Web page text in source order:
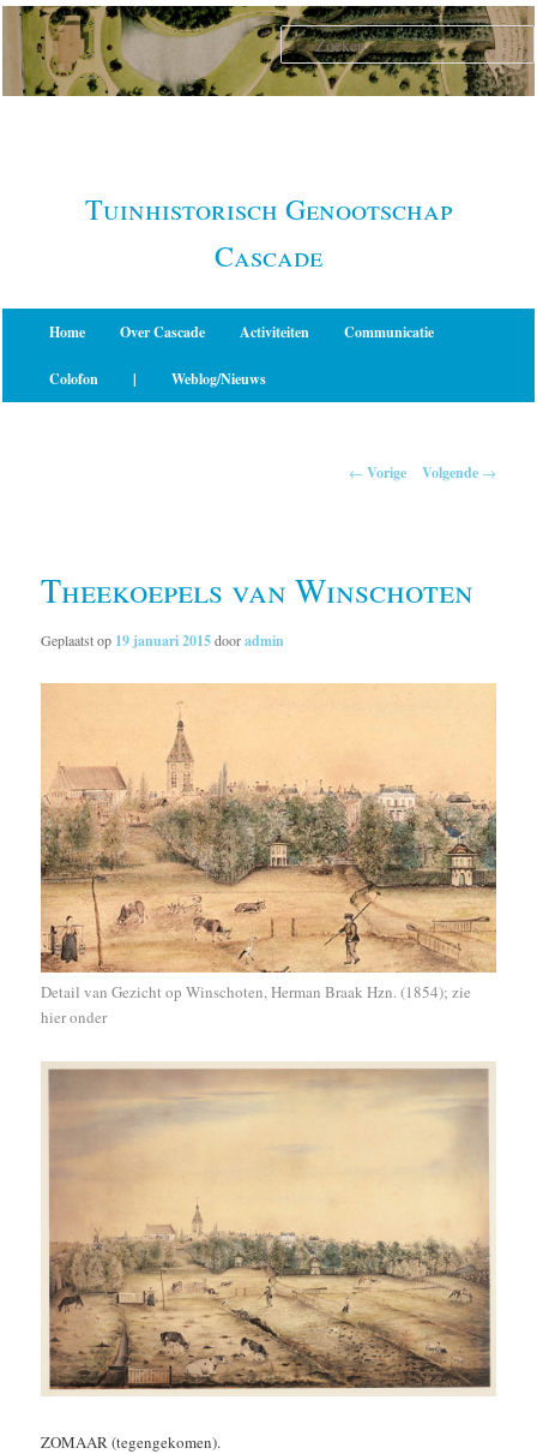
Spring
naar
primaire
Tuinhistorisch Genootschap
Cascade
Home Over Cascade Activiteiten Communicatie
Colofon | Weblog/Nieuws
← Vorige Volgende →
Theekoepels van Winschoten
Geplaatst op 19 januari 2015dooradmin
Detail van Gezicht op Winschoten, Herman Braak Hzn. (1854); zie
hier onder
ZOMAAR (tegengekomen).